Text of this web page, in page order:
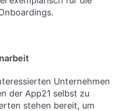
Unternehmen
der App21 selbst zu
stehen bereit, um